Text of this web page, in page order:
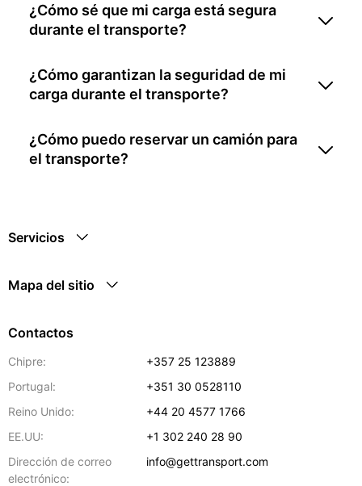
¿Cómo sé que mi carga está segura
durante el transporte?
¿Cómo garantizan la seguridad de mi
carga durante el transporte?
¿Cómo puedo reservar un camión para
el transporte?
Servicios
Mapa del sitio
Contactos
Chipre:
+357 25 123889
Portugal:
+351 30 0528110
Reino Unido:
+44 20 4577 1766
EE.UU:
+1 302 240 28 90
Dirección de correo
electrónico:
info@gettransport.com